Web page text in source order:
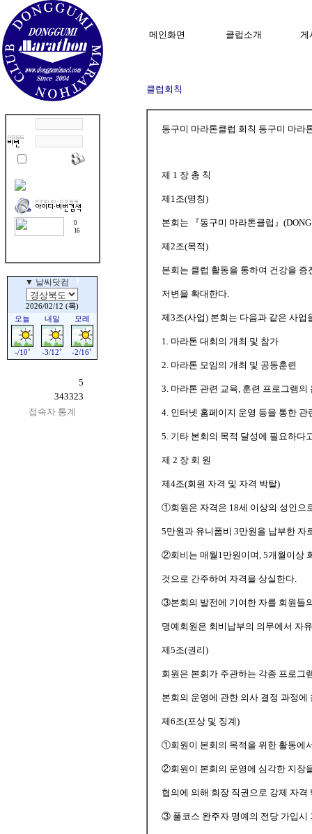
0
16
5
343323
접속자 통계
메인화면 클럽소개 게
클럽회칙
동구미 마라톤클럽 회칙 동구미 마라
제 1 장 총 칙
제1조(명칭)
본회는 『동구미 마라톤클럽』
제2조(목적)
본회는 클럽 활동을 통하여 건강을
저변을 확대한다.
제3조(사업) 본회는 다음과 같은 사업
1. 마라톤 대회의 개최 및 참가
2. 마라톤 모임의 개최 및 공동훈련
3. 마라톤 관련 교육, 훈련 프로그램의
4. 인터넷 홈페이지 운영 등을 통한 관
5. 기타 본회의 목적 달성에 필요하다
제 2 장 회 원
제4조(회원 자격 및 자격 박탈)
①회원은 자격은 18세 이상의 성인으
5만원과 유니폼비 3만원을 납부한 자
②회비는 매월1만원이며, 5개월이상
것으로 간주하여 자격을 상실한다.
③본회의 발전에 기여한 자를 회원들
명예회원은 회비납부의 의무에서 자
제5조(권리)
회원은 본회가 주관하는 각종 프로그
본회의 운영에 관한 의사 결정 과정
제6조(포상 및 징계)
①회원이 본회의 목적을 위한 활동에
②회원이 본회의 운영에 심각한 지장
협의에 의해 회장 직권으로 강제 자격
③ 풀코스 완주자 명예의 전당 가입시